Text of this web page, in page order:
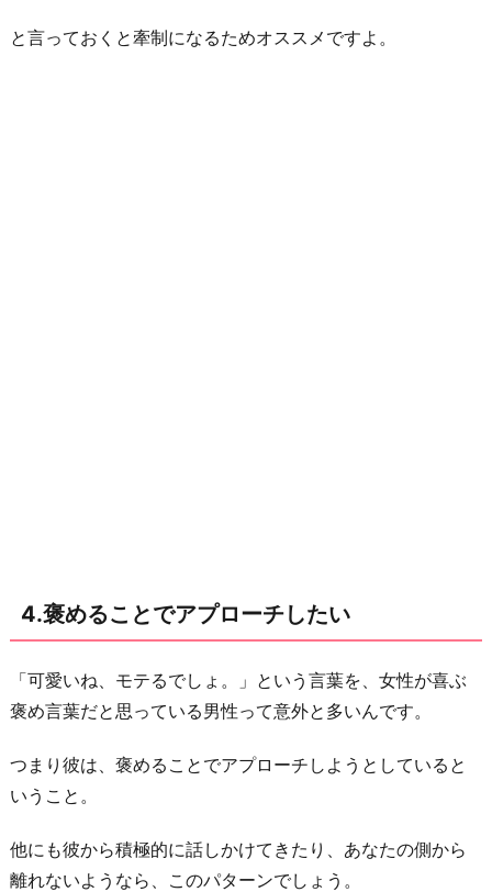
8.
り
に
と言っておくと牽制になるためオススメですよ。
4.褒めることでアプローチしたい
「可愛いね、モテるでしょ。」という言葉を、女性が喜ぶ
褒め言葉だと思っている男性って意外と多いんです。
つまり彼は、褒めることでアプローチしようとしていると
いうこと。
他にも彼から積極的に話しかけてきたり、あなたの側から
離れないようなら、このパターンでしょう。